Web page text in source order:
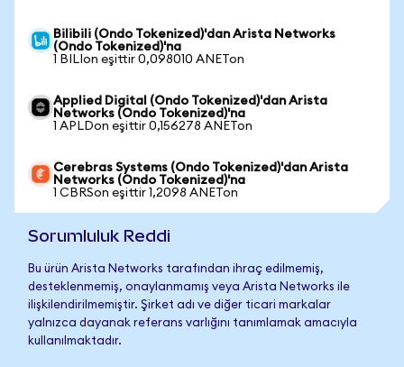
Bilibili (Ondo Tokenized)'dan Arista Networks
(Ondo Tokenized)'na
1 BILIon eşittir 0,098010 ANETon
Applied Digital (Ondo Tokenized)'dan Arista
Networks (Ondo Tokenized)'na
1 APLDon eşittir 0,156278 ANETon
Cerebras Systems (Ondo Tokenized)'dan Arista
Networks (Ondo Tokenized)'na
1 CBRSon eşittir 1,2098 ANETon
Sorumluluk Reddi
Bu ürün Arista Networks tarafından ihraç edilmemiş,
desteklenmemiş, onaylanmamış veya Arista Networks ile
ilişkilendirilmemiştir. Şirket adı ve diğer ticari markalar
yalnızca dayanak referans varlığını tanımlamak amacıyla
kullanılmaktadır.